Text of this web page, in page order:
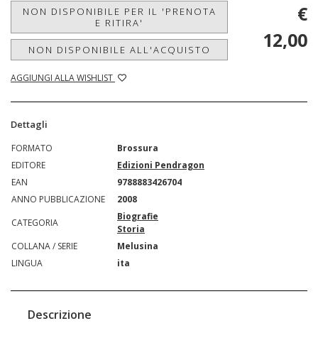
NON DISPONIBILE PER IL 'PRENOTA
E RITIRA'
NON DISPONIBILE ALL'ACQUISTO
AGGIUNGI ALLA WISHLIST
€
12,00
Dettagli
FORMATO
Brossura
EDITORE
Edizioni Pendragon
EAN
9788883426704
ANNO PUBBLICAZIONE
2008
CATEGORIA
Biografie
Storia
COLLANA / SERIE
Melusina
LINGUA
ita
Descrizione